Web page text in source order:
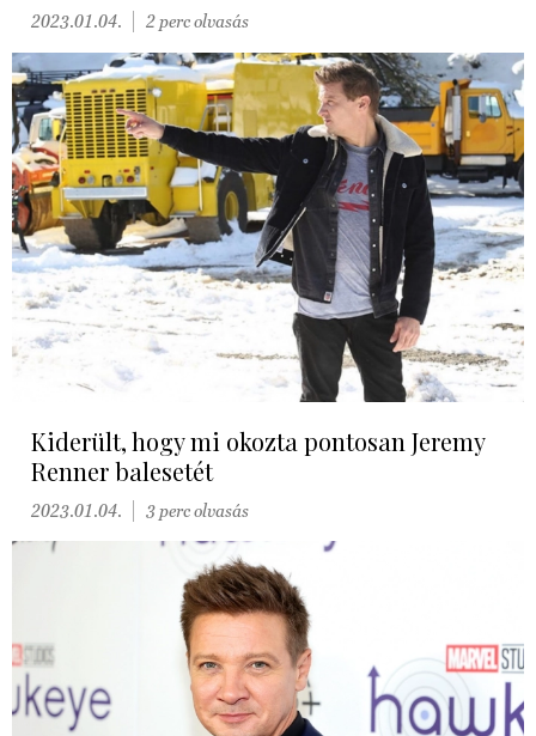
2023.01.04. 2 perc olvasás
Kiderült, hogy mi okozta pontosan Jeremy
Renner balesetét
2023.01.04. 3 perc olvasás